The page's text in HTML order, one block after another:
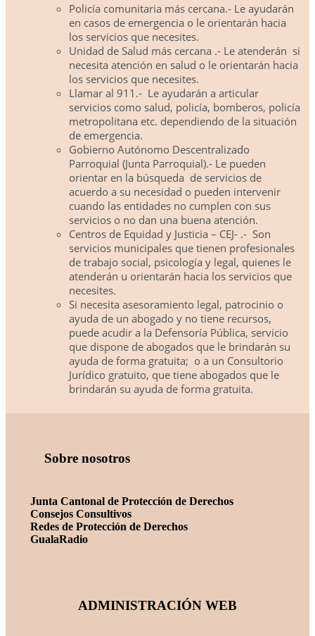
Policía comunitaria más cercana.- Le ayudarán
en casos de emergencia o le orientarán hacia
los servicios que necesites.
Unidad de Salud más cercana .- Le atenderán si
necesita atención en salud o le orientarán hacia
los servicios que necesites.
Llamar al 911.- Le ayudarán a articular
servicios como salud, policía, bomberos, policía
metropolitana etc. dependiendo de la situación
de emergencia.
Gobierno Autónomo Descentralizado
Parroquial (Junta Parroquial).- Le pueden
orientar en la búsqueda de servicios de
acuerdo a su necesidad o pueden intervenir
cuando las entidades no cumplen con sus
servicios o no dan una buena atención.
Centros de Equidad y Justicia – CEJ- .- Son
servicios municipales que tienen profesionales
de trabajo social, psicología y legal, quienes le
atenderán u orientarán hacia los servicios que
necesites.
Si necesita asesoramiento legal, patrocinio o
ayuda de un abogado y no tiene recursos,
puede acudir a la Defensoría Pública, servicio
que dispone de abogados que le brindarán su
ayuda de forma gratuita; o a un Consultorio
Jurídico gratuito, que tiene abogados que le
brindarán su ayuda de forma gratuita.
Sobre nosotros
Junta Cantonal de Protección de Derechos
Consejos Consultivos
Redes de Protección de Derechos
GualaRadio
ADMINISTRACIÓN WEB